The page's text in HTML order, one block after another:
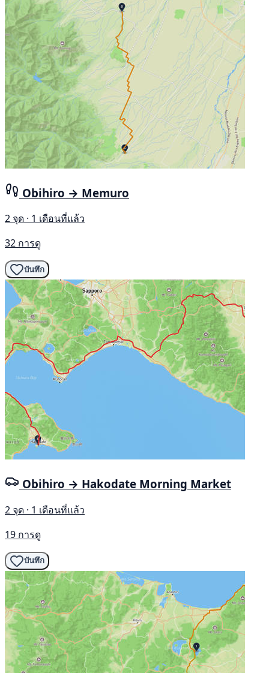
Obihiro → Memuro
2 จุด · 1 เดือนที่แล้ว
32 การดู
บันทึก
Obihiro → Hakodate Morning Market
2 จุด · 1 เดือนที่แล้ว
19 การดู
บันทึก